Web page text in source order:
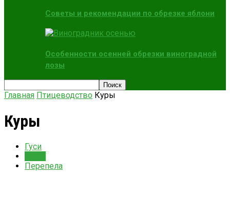
Советы и рекомендации по обрезке яблони
Особенности осенней обрезки виноградной
лозы
Главная Птицеводство Куры
Куры
Гуси
Перепела